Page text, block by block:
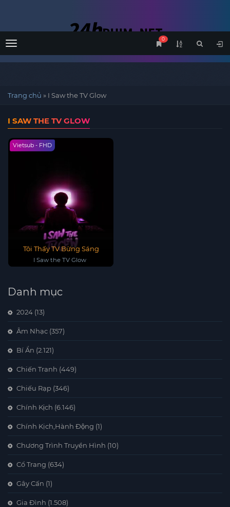
Menu
0
Trang chủ » I Saw the TV Glow
I SAW THE TV GLOW
Vietsub - FHD
Tôi Thấy TV Bừng Sáng
I Saw the TV Glow
Danh mục
2024 (13)
Âm Nhạc (357)
Bí Ẩn (2.121)
Chiến Tranh (449)
Chiếu Rạp (346)
Chính Kịch (6.146)
Chính Kịch,Hành Động (1)
Chương Trình Truyền Hình (10)
Cổ Trang (634)
Gây Cấn (1)
Gia Đình (1.508)